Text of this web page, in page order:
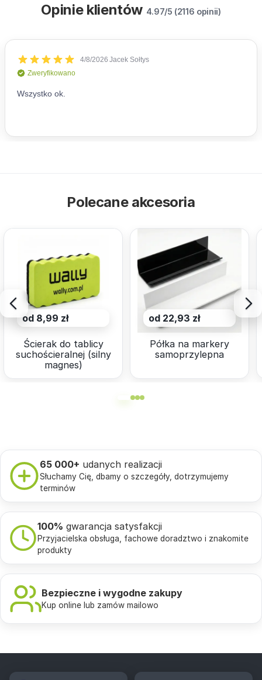
Opinie klientów 4.97/5 (2116 opinii)
Polecane akcesoria
od 8,99 zł
Ścierak do tablicy
suchościeralnej (silny
magnes)
od 22,93 zł
Półka na markery
samoprzylepna
65 000+ udanych realizacji
Słuchamy Cię, dbamy o szczegóły, dotrzymujemy
terminów
100% gwarancja satysfakcji
Przyjacielska obsługa, fachowe doradztwo i znakomite
produkty
Bezpieczne i wygodne zakupy
Kup online lub zamów mailowo